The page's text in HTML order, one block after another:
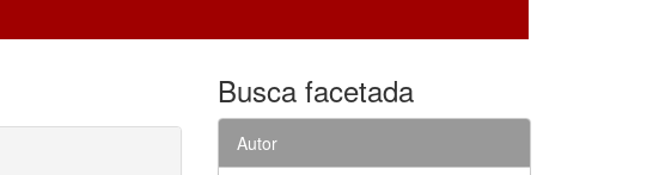
Busca facetada
Autor